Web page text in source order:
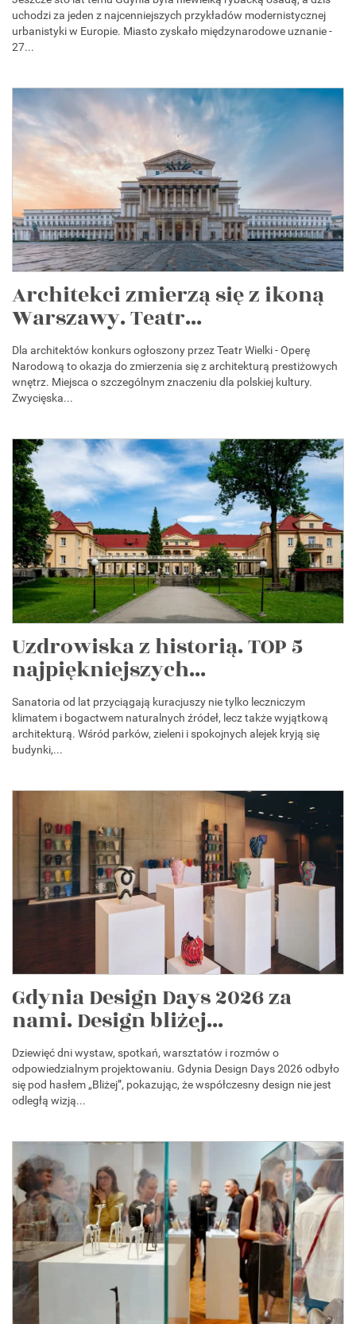
uchodzi za jeden z najcenniejszych przykładów modernistycznej
urbanistyki w Europie. Miasto zyskało międzynarodowe uznanie -
27...
Architekci zmierzą się z ikoną
Warszawy. Teatr...
Dla architektów konkurs ogłoszony przez Teatr Wielki - Operę
Narodową to okazja do zmierzenia się z architekturą prestiżowych
wnętrz. Miejsca o szczególnym znaczeniu dla polskiej kultury.
Zwycięska...
Uzdrowiska z historią. TOP 5
najpiękniejszych...
Sanatoria od lat przyciągają kuracjuszy nie tylko leczniczym
klimatem i bogactwem naturalnych źródeł, lecz także wyjątkową
architekturą. Wśród parków, zieleni i spokojnych alejek kryją się
budynki,...
Gdynia Design Days 2026 za
nami. Design bliżej...
Dziewięć dni wystaw, spotkań, warsztatów i rozmów o
odpowiedzialnym projektowaniu. Gdynia Design Days 2026 odbyło
się pod hasłem „Bliżej”, pokazując, że współczesny design nie jest
odległą wizją...